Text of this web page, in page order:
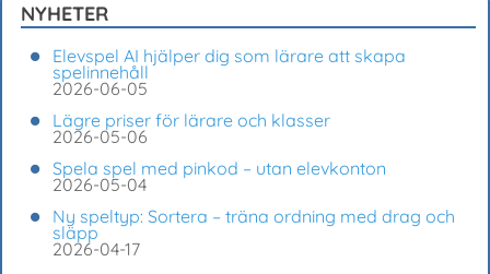
NYHETER
Elevspel AI hjälper dig som lärare att skapa
spelinnehåll
2026-06-05
Lägre priser för lärare och klasser
2026-05-06
Spela spel med pinkod – utan elevkonton
2026-05-04
Ny speltyp: Sortera – träna ordning med drag och
släpp
2026-04-17